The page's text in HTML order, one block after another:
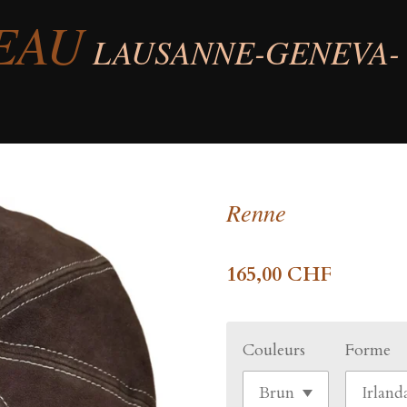
LAUSANNE-GENEVA-
Renne
165,00 CHF
Couleurs Forme